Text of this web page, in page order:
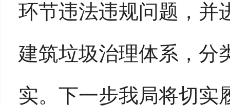
环节违法违规问题，并
建筑垃圾治理体系，分
实。 下一步我局将切实